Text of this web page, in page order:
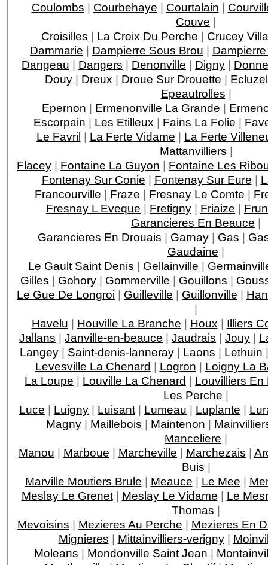
Coulombs | Courbehaye | Courtalain |
Couve |
Croisilles | La Croix Du Perche | Crucey
Dammarie | Dampierre Sous Brou |
Dangeau | Dangers | Denonville | Digny |
Douy | Dreux | Droue Sur Drouette |
Epeautrolles |
Epernon | Ermenonville La Grande |
Escorpain | Les Etilleux | Fains La Folie |
Le Favril | La Ferte Vidame | La Ferte
Mattanvilliers |
Flacey | Fontaine La Guyon | Fontaine Les
Fontenay Sur Conie | Fontenay Sur Eure |
Francourville | Fraze | Fresnay Le Comte |
Fresnay L Eveque | Fretigny | Friaize |
Garancieres En Beauce |
Garancieres En Drouais | Garnay| Gas |
Gaudaine |
Le Gault Saint Denis | Gellainville |
Gilles | Gohory | Gommerville | Gouillons |
Le Gue De Longroi | Guilleville | Guillonville |
|
Havelu | Houville La Branche | Houx | Illiers
Jallans | Janville-en-beauce | Jaudrais | Jouy |
Langey| Saint-denis-lanneray| Laons | Lethuin
Levesville La Chenard | Logron | Loigny La
La Loupe | Louville La Chenard | Louvilliers En
Les Perche |
Luce | Luigny | Luisant | Lumeau | Luplante |
Magny | Maillebois | Maintenon |
Manceliere |
Manou | Marboue | Marcheville | Marchezais |
Buis |
Marville Moutiers Brule | Meauce | Le Mee |
Meslay Le Grenet| Meslay Le Vidame | Le
Thomas |
Mevoisins | Mezieres Au Perche | Mezieres En
Mignieres | Mittainvilliers-verigny|
Moleans | Mondonville Saint Jean |